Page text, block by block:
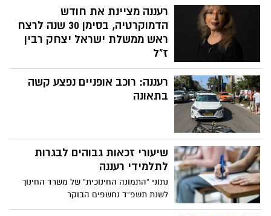
מדובר בכמות גדולה מאוד של סם אונס, ממנו
מספיקה כמות זעירה כדי להכניס למשקה של
אישה או גבר ולגרום למצב של איבוד חושים.
מפחיד לדעת כמה נשים וצעירות היו נופלו
כקורבן אם הסם החשוד היה מצליח להחדיר
רעננה מציינת את חודש
הדמוקרטיה, בסימן 30 שנה לרצח
ראש ממשלת ישראל יצחק רבין
ז"ל
לאורך חודש נובמבר יתקיימו בעיר שלל
אירועים בסימן ערכי הדמוקרטיה וחופש
הביטוי, בהם אירוע "שרים לזכרו" לזכר יצחק
רעננה: רוכב אופניים נפצע קשה
בתאונה
שיעורי זכאות גבוהים לבגרות
לתלמידי רעננה
נתוני “התמונה החינוכית” של משרד החינוך
לשנת תשפ”ד נחשפים הבוקר